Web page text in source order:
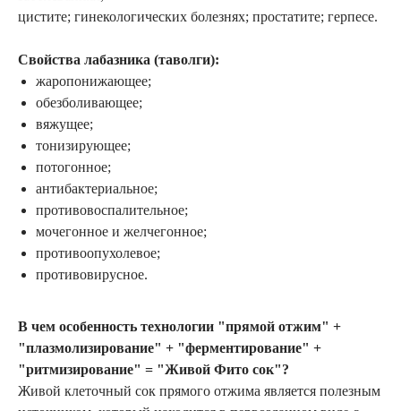
цистите; гинекологических болезнях; простатите; герпесе.
Свойства лабазника (таволги):
жаропонижающее;
обезболивающее;
вяжущее;
тонизирующее;
потогонное;
антибактериальное;
противовоспалительное;
мочегонное и желчегонное;
противоопухолевое;
противовирусное.
В чем особенность технологии "прямой отжим" +
"плазмолизирование" + "ферментирование" +
"ритмизирование" = "Живой Фито сок"?
Живой клеточный сок прямого отжима является полезным